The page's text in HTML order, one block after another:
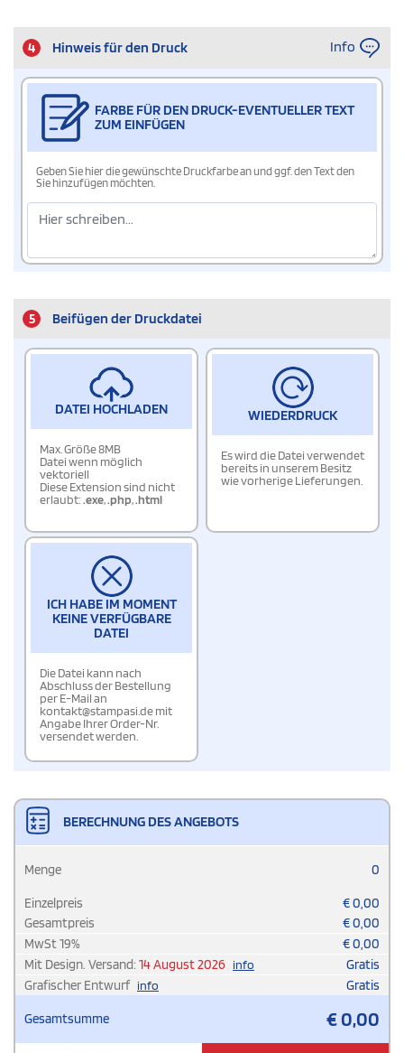
4 Hinweis für den Druck Info
FARBE FÜR DEN DRUCK-EVENTUELLER TEXT
ZUM EINFÜGEN
Geben Sie hier die gewünschte Druckfarbe an und ggf. den Text den
Sie hinzufügen möchten.
5 Beifügen der Druckdatei
DATEI HOCHLADEN
Max. Größe 8MB
Datei wenn möglich
vektoriell
Diese Extension sind nicht
erlaubt:.exe,.php,.html
WIEDERDRUCK
Es wird die Datei verwendet
bereits in unserem Besitz
wie vorherige Lieferungen.
ICH HABE IM MOMENT
KEINE VERFÜGBARE
DATEI
Die Datei kann nach
Abschluss der Bestellung
per E-Mail an
kontakt@stampasi.de mit
Angabe Ihrer Order-Nr.
versendet werden.
BERECHNUNG DES ANGEBOTS
Menge 0
Einzelpreis €0,00
Gesamtpreis
€0,00
MwSt19% €0,00
Mit Design. Versand: 14 August 2026 info
Gratis
Grafischer Entwurf info Gratis
Gesamtsumme €0,00